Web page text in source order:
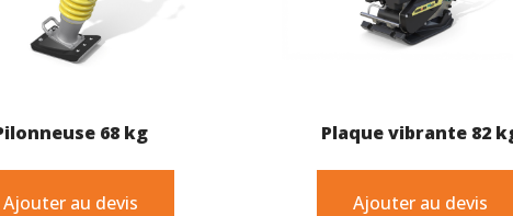
68 kg
Ajouter au devis
Plaque vibrante 82
Ajouter au devis